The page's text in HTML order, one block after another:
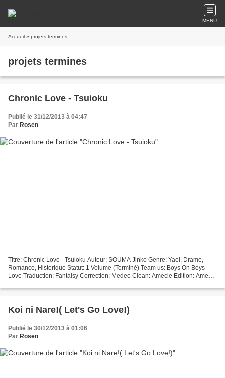
MENU
Accueil » projets termines
projets termines
Chronic Love - Tsuioku
Publié le 31/12/2013 à 04:47
Par Rosen
Titre: Chronic Love - Tsuioku Auteur: SOUMA Jinko Genre: Yaoi, Drame,
Romance, Historique Statut: 1 Volume (Terminé) Team us: Boys On Boys
Love Traduction: Fantaisy Correction: Medee Clean: Amecie Edition: Amecie
Koi ni Nare!( Let's Go Love!)
Publié le 30/12/2013 à 01:06
Par Rosen